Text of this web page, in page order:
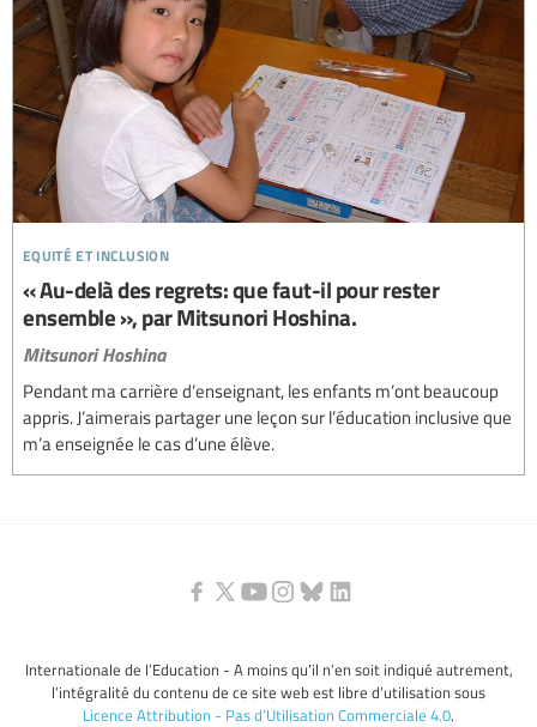
equité et inclusion
« Au-delà des regrets: que faut-il pour rester
ensemble », par Mitsunori Hoshina.
Mitsunori Hoshina
Pendant ma carrière d’enseignant, les enfants m’ont beaucoup
appris. J’aimerais partager une leçon sur l’éducation inclusive que
m’a enseignée le cas d’une élève.
Internationale de l’Education - A moins qu’il n’en soit indiqué autrement,
l’intégralité du contenu de ce site web est libre d’utilisation sous
Licence Attribution - Pas d’Utilisation Commerciale 4.0.